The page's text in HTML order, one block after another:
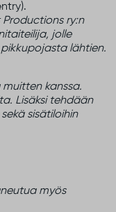
ry:n
jolle
lähtien.
kanssa.
Lisäksi tehdään
sisätiloihin
myös